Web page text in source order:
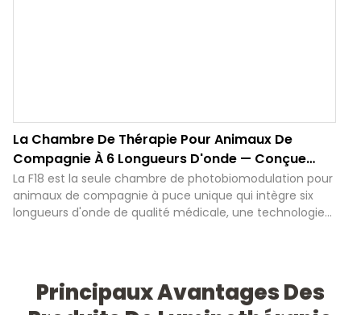
La Chambre De Thérapie Pour Animaux De
Compagnie À 6 Longueurs D'onde — Conçue
Pour Les Marques Qui Définissent Le Bien-Être
Animal
La F18 est la seule chambre de photobiomodulation pour
animaux de compagnie à puce unique qui intègre six
longueurs d'onde de qualité médicale, une technologie
marques de bien-être animal afin de les aider à mener
le segment de marché de nouvelle génération.
Principaux Avantages Des